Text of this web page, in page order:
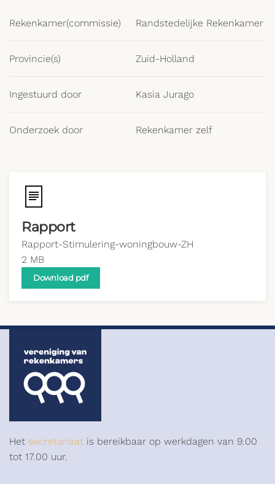
Rekenkamer(commissie) Randstedelijke Rekenkamer
Provincie(s) Zuid-Holland
Ingestuurd door Kasia Jurago
Onderzoek door Rekenkamer zelf
Rapport
Rapport-Stimulering-woningbouw-ZH
2 MB
Download pdf
Het secretariaat is bereikbaar op werkdagen van 9.00
tot 17.00 uur.